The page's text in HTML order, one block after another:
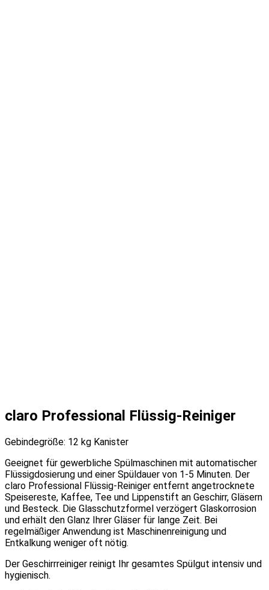
claro Professional Flüssig-Reiniger
Gebindegröße: 12 kg Kanister
Geeignet für gewerbliche Spülmaschinen mit automatischer
Flüssigdosierung und einer Spüldauer von 1-5 Minuten. Der
claro Professional Flüssig-Reiniger entfernt angetrocknete
Speisereste, Kaffee, Tee und Lippenstift an Geschirr, Gläsern
und Besteck. Die Glasschutzformel verzögert Glaskorrosion
und erhält den Glanz Ihrer Gläser für lange Zeit. Bei
regelmäßiger Anwendung ist Maschinenreinigung und
Entkalkung weniger oft nötig.
Der Geschirrreiniger reinigt Ihr gesamtes Spülgut intensiv und
hygienisch.